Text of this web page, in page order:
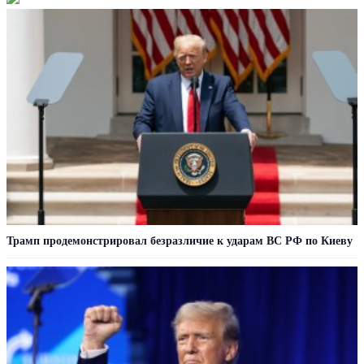
Трамп продемонстрировал безразличие к ударам ВС РФ по Киеву